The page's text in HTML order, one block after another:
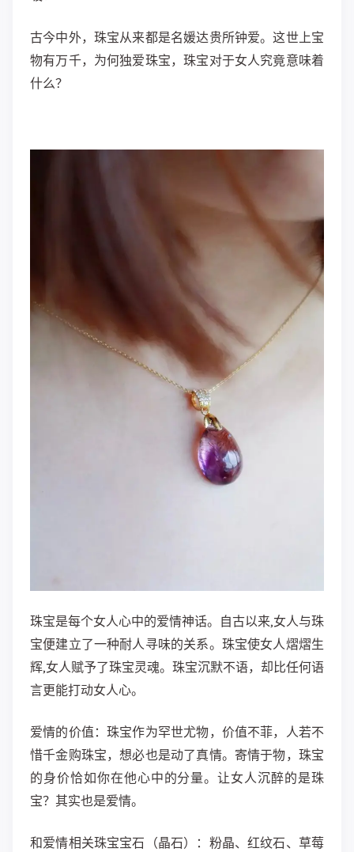
古今中外，珠宝从来都是名媛达贵所钟爱。这世上宝
物有万千，为何独爱珠宝，珠宝对于女人究竟意味着
什么？
珠宝是每个女人心中的爱情神话。自古以来,女人与珠
宝便建立了一种耐人寻味的关系。珠宝使女人熠熠生
辉,女人赋予了珠宝灵魂。珠宝沉默不语，却比任何语
言更能打动女人心。
爱情的价值：珠宝作为罕世尤物，价值不菲，人若不
惜千金购珠宝，想必也是动了真情。寄情于物，珠宝
的身价恰如你在他心中的分量。让女人沉醉的是珠
宝？其实也是爱情。
和爱情相关珠宝宝石（晶石）： 粉晶、红纹石、草莓